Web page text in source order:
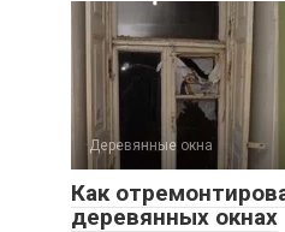
Деревянные окна
Как
деревянных окнах